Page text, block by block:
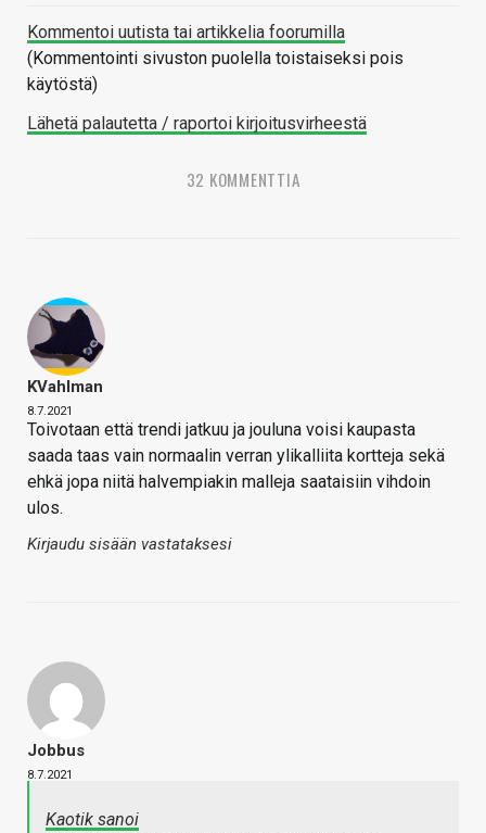
Kommentoi uutista tai artikkelia foorumilla
(Kommentointi sivuston puolella toistaiseksi pois
käytöstä)
Lähetä palautetta / raportoi kirjoitusvirheestä
32 KOMMENTTIA
KVahlman
8.7.2021
Toivotaan että trendi jatkuu ja jouluna voisi kaupasta
saada taas vain normaalin verran ylikalliita kortteja sekä
ehkä jopa niitä halvempiakin malleja saataisiin vihdoin
ulos.
Kirjaudu sisään vastataksesi
Jobbus
8.7.2021
Kaotik sanoi